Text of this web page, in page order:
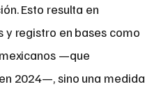
Esto resulta en
y registro en bases como
—que
2024—, sino una medida